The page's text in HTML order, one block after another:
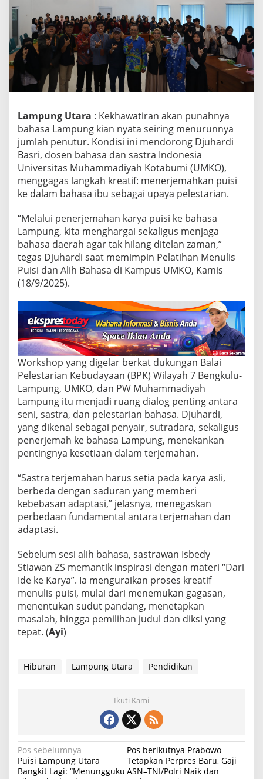
u
h
a
r
s
i
G
a
l
a
n
g
A
k
i
S
e
l
a
m
k
a
n
B
a
h
a
s
a
L
a
p
u
n
L
w
a
t
r
e
m
a
h
n
Lampung Utara : Kekhawatiran akan punahnya
bahasa Lampung kian nyata seiring menurunnya
jumlah penutur. Kondisi ini mendorong Djuhardi
Basri, dosen bahasa dan sastra Indonesia
Universitas Muhammadiyah Kotabumi (UMKO),
menggagas langkah kreatif: menerjemahkan puisi
ke dalam bahasa ibu sebagai upaya pelestarian.
“Melalui penerjemahan karya puisi ke bahasa
Lampung, kita menghargai sekaligus menjaga
bahasa daerah agar tak hilang ditelan zaman,”
tegas Djuhardi saat memimpin Pelatihan Menulis
Puisi dan Alih Bahasa di Kampus UMKO, Kamis
(18/9/2025).
Workshop yang digelar berkat dukungan Balai
Pelestarian Kebudayaan (BPK) Wilayah 7 Bengkulu-
Lampung, UMKO, dan PW Muhammadiyah
Lampung itu menjadi ruang dialog penting antara
seni, sastra, dan pelestarian bahasa. Djuhardi,
yang dikenal sebagai penyair, sutradara, sekaligus
penerjemah ke bahasa Lampung, menekankan
pentingnya kesetiaan dalam terjemahan.
“Sastra terjemahan harus setia pada karya asli,
berbeda dengan saduran yang memberi
kebebasan adaptasi,” jelasnya, menegaskan
perbedaan fundamental antara terjemahan dan
adaptasi.
Sebelum sesi alih bahasa, sastrawan Isbedy
Stiawan ZS memantik inspirasi dengan materi “Dari
Ide ke Karya”. Ia menguraikan proses kreatif
menulis puisi, mulai dari menemukan gagasan,
menentukan sudut pandang, menetapkan
masalah, hingga pemilihan judul dan diksi yang
tepat. (Ayi)
Hiburan Lampung Utara Pendidikan
Ikuti Kami
N
a
Pos sebelumnya
Puisi Lampung Utara
Bangkit Lagi: “Menungguku
Pos berikutnya Prabowo
Tetapkan Perpres Baru, Gaji
ASN–TNI/Polri Naik dan